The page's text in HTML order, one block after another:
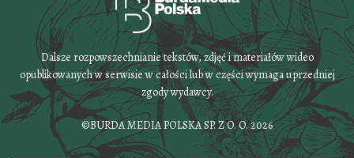
Dalsze rozpowszechnianie tekstów, zdjęć i materiałów wideo
opublikowanych w serwisie w całości lub w części wymaga uprzedniej
zgody wydawcy.
©BURDA MEDIA POLSKA SP. Z O. O. 2026